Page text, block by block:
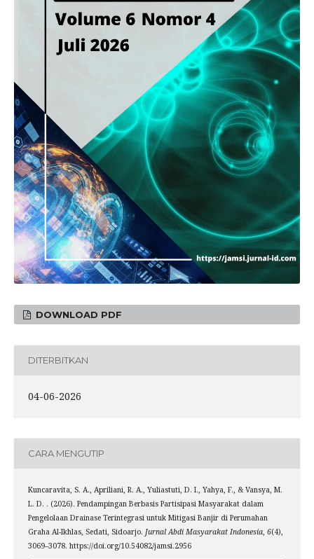
DOWNLOAD PDF
DITERBITKAN
04-06-2026
CARA MENGUTIP
Kuncaravita, S. A., Apriliani, R. A., Yuliastuti, D. I., Yahya, F., & Vansya, M.
L. D. . (2026). Pendampingan Berbasis Partisipasi Masyarakat dalam
Pengelolaan Drainase Terintegrasi untuk Mitigasi Banjir di Perumahan
Graha Al-Ikhlas, Sedati, Sidoarjo. Jurnal Abdi Masyarakat Indonesia, 6(4),
3069–3078. https://doi.org/10.54082/jamsi.2956